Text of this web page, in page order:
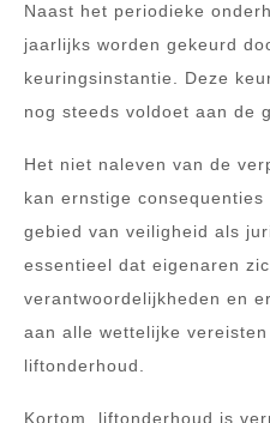
Naast het periodieke
jaarlijks worden gekeurd
keuringsinstantie. Deze
nog steeds voldoet aan de
Het niet naleven van de
kan ernstige
gebied van veiligheid als
essentieel dat eigenaren
verantwoordelijkheden en
aan alle wettelijke
liftonderhoud.
Kortom, liftonderhoud is